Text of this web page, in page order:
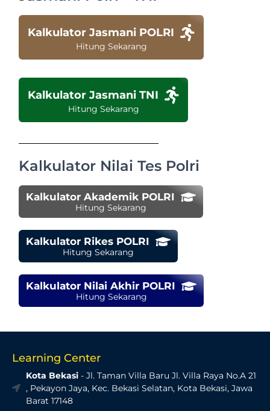
Kalkulator Jasmani POLRI
Hitung Sekarang
Kalkulator Jasmani TNI
Hitung Sekarang
Kalkulator Nilai Tes Polri
Kalkulator Akademik POLRI
Hitung Sekarang
Kalkulator Rikes POLRI
Hitung Sekarang
Kalkulator Nilai Akhir POLRI
Hitung Sekarang
Learning Center
Kota Bekasi- Jl. Taman Villa Baru Jl. Villa Raya No.A 21
, Pekayon Jaya, Kec. Bekasi Selatan, Kota Bekasi, Jawa
Barat 17148